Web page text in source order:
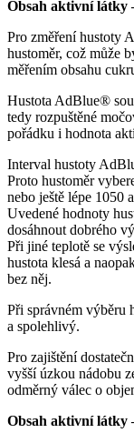
Obsah aktivní látky
Pro změření hustoty
hustoměr, což může
měřením obsahu
Hustota AdBlue®
tedy rozpuštěné
pořádku i hodnota
Interval hustoty
Proto hustoměr
nebo ještě lépe 1050
Uvedené hodnoty
dosáhnout dobrého
Při jiné teplotě se
hustota klesá a
bez něj.
Při správném výběru
a spolehlivý.
Pro zajištění
vyšší úzkou nádobu
odměrný válec o
Obsah aktivní látky